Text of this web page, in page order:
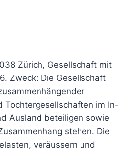
Zürich, Gesellschaft mit
Zweck: Die Gesellschaft
Tochtergesellschaften im In-
Ausland beteiligen sowie
stehen. Die
veräussern und